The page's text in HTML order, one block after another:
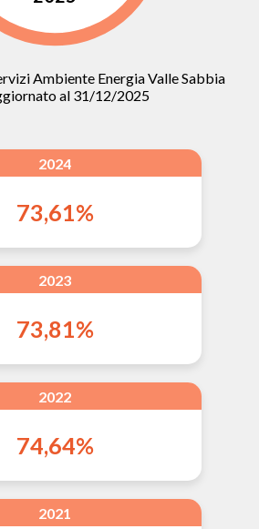
Ambiente Energia Valle Sabbia
al 31/12/2025
2024
73,61%
2023
73,81%
2022
74,64%
2021